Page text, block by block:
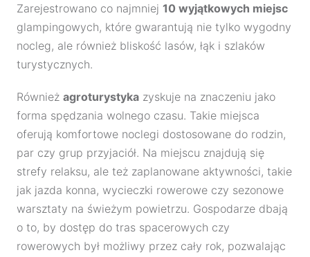
Zarejestrowano co najmniej 10 wyjątkowych miejsc
glampingowych, które gwarantują nie tylko wygodny
nocleg, ale również bliskość lasów, łąk i szlaków
turystycznych.
Również agroturystyka zyskuje na znaczeniu jako
forma spędzania wolnego czasu. Takie miejsca
oferują komfortowe noclegi dostosowane do rodzin,
par czy grup przyjaciół. Na miejscu znajdują się
strefy relaksu, ale też zaplanowane aktywności, takie
jak jazda konna, wycieczki rowerowe czy sezonowe
warsztaty na świeżym powietrzu. Gospodarze dbają
o to, by dostęp do tras spacerowych czy
rowerowych był możliwy przez cały rok, pozwalając